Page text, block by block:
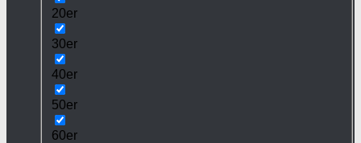
20er
30er
40er
50er
60er